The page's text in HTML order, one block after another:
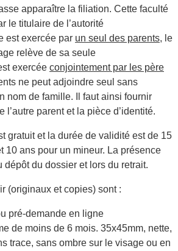
apparaître la filiation. Cette faculté
le titulaire de l’autorité
est exercée par un seul des parents, le
relève de sa seule
exercée conjointement par les père
ne peut adjoindre seul sans
nom de famille. Il faut ainsi fournir
l’autre parent et la pièce d’identité.
gratuit et la durée de validité est de 15
10 ans pour un mineur. La présence
dépôt du dossier et lors du retrait.
(originaux et copies) sont :
pré-demande en ligne
de moins de 6 mois. 35x45mm, nette,
trace, sans ombre sur le visage ou en